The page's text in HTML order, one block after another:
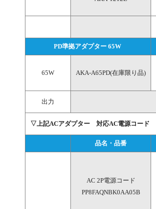
PD準拠アダプター 65W
65W AKA-A65PD(在庫限り品)
出力
▽上記ACアダプター 対応AC電源コード
品名・品番
AC 2P電源コード
PP8FAQNBK0AA05B